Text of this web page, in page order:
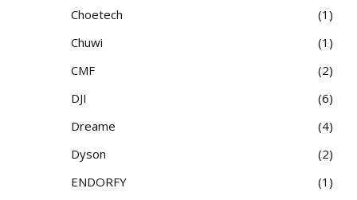
Choetech
1
Chuwi
1
CMF
2
DJI
6
Dreame
4
Dyson
2
ENDORFY
1